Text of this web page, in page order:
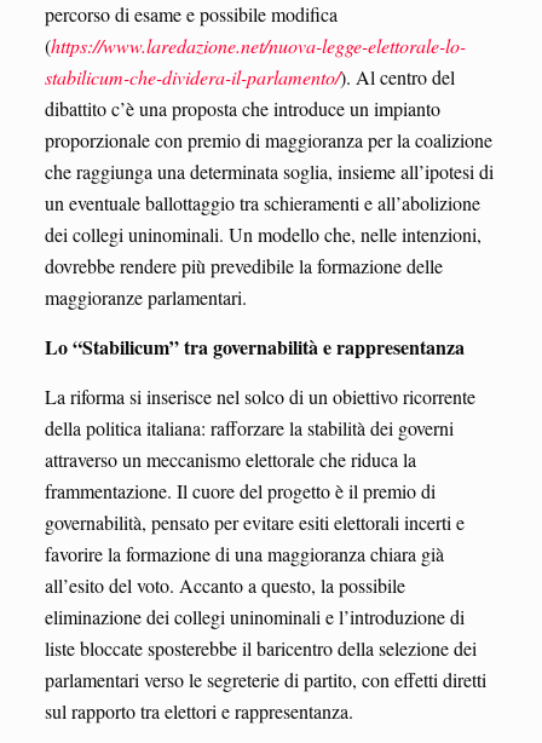
percorso di esame e possibile modifica
(https://www.laredazione.net/nuova-legge-elettorale-lo-
stabilicum-che-dividera-il-parlamento/). Al centro del
dibattito c’è una proposta che introduce un impianto
proporzionale con premio di maggioranza per la coalizione
che raggiunga una determinata soglia, insieme all’ipotesi di
un eventuale ballottaggio tra schieramenti e all’abolizione
dei collegi uninominali. Un modello che, nelle intenzioni,
dovrebbe rendere più prevedibile la formazione delle
maggioranze parlamentari.
Lo “Stabilicum” tra governabilità e rappresentanza
La riforma si inserisce nel solco di un obiettivo ricorrente
della politica italiana: rafforzare la stabilità dei governi
attraverso un meccanismo elettorale che riduca la
frammentazione. Il cuore del progetto è il premio di
governabilità, pensato per evitare esiti elettorali incerti e
favorire la formazione di una maggioranza chiara già
all’esito del voto. Accanto a questo, la possibile
eliminazione dei collegi uninominali e l’introduzione di
liste bloccate sposterebbe il baricentro della selezione dei
parlamentari verso le segreterie di partito, con effetti diretti
sul rapporto tra elettori e rappresentanza.